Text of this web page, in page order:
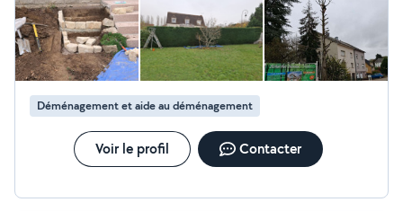
Déménagement et aide au déménagement
Voir le profil Contacter